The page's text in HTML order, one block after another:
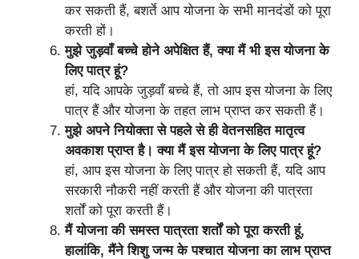
कर सकती हैं, बशर्ते आप योजना के सभी मानदंडों को पूरा
करती हों।
मुझे जुड़वाँ बच्चे होने अपेक्षित हैं, क्या मैं भी इस योजना के
लिए पात्र हूं?
हां, यदि आपके जुड़वाँ बच्चे हैं, तो आप इस योजना के लिए
पात्र हैं और योजना के तहत लाभ प्राप्त कर सकती हैं।
मुझे अपने नियोक्ता से पहले से ही वेतनसहित मातृत्व
अवकाश प्राप्त है। क्या मैं इस योजना के लिए पात्र हूं?
हां, आप इस योजना के लिए पात्र हो सकती हैं, यदि आप
सरकारी नौकरी नहीं करती हैं और योजना की पात्रता
शर्तों को पूरा करती हैं।
मैं योजना की समस्त पात्रता शर्तों को पूरा करती हूं,
हालांकि, मैंने शिशु जन्म के पश्चात योजना का लाभ प्राप्त